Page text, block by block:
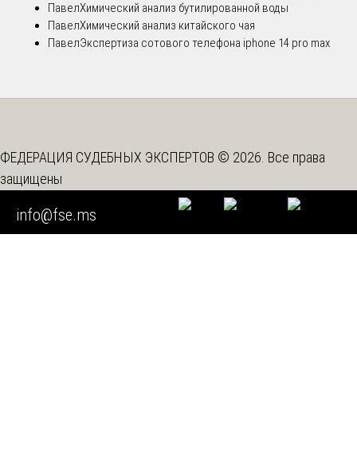
ПавелХимический анализ бутилированной воды
ПавелХимический анализ китайского чая
ПавелЭкспертиза сотового телефона iphone 14 pro max
ФЕДЕРАЦИЯ СУДЕБНЫХ ЭКСПЕРТОВ © 2026. Все права
защищены
Союз "Федерация Судебных
Экспертов"
info@fse.ms